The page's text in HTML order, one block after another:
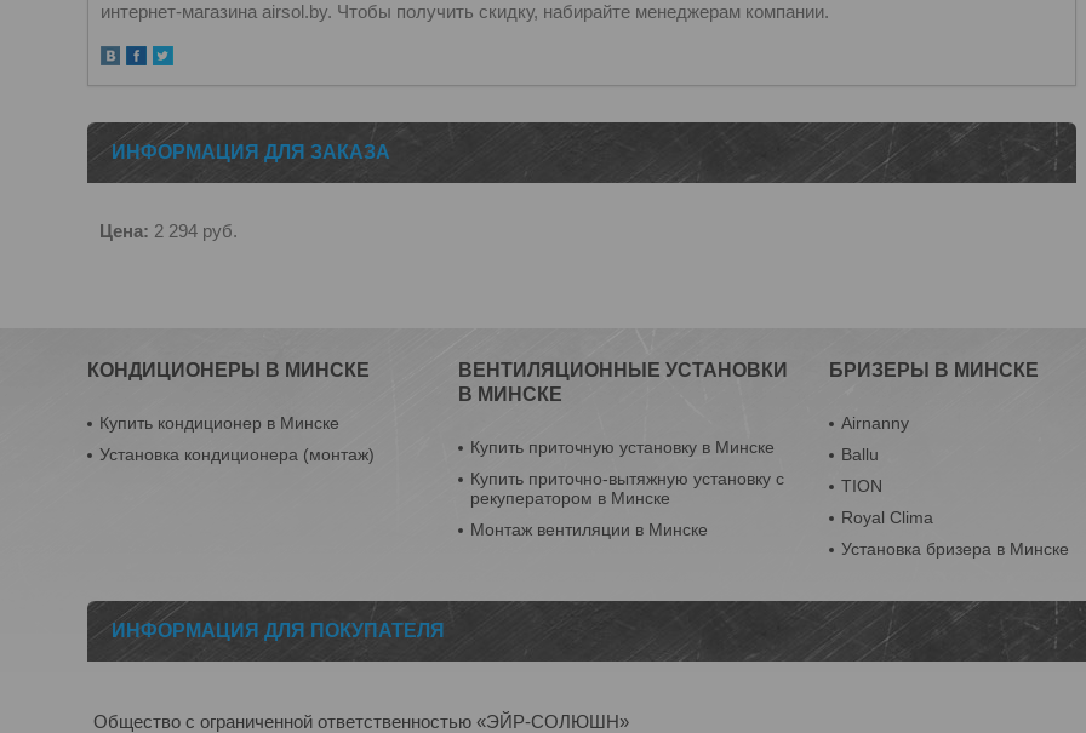
интернет-магазина airsol.by. Чтобы получить скидку, набирайте менеджерам компании.
ИНФОРМАЦИЯ ДЛЯ ЗАКАЗА
Цена: 2 294 руб.
КОНДИЦИОНЕРЫ В МИНСКЕ
Купить кондиционер в Минске
Установка кондиционера (монтаж)
ВЕНТИЛЯЦИОННЫЕ УСТАНОВКИ
В МИНСКЕ
Купить приточную установку в Минске
Купить приточно-вытяжную установку с
рекуператором в Минске
Монтаж вентиляции в Минске
БРИЗЕРЫ В МИНСКЕ
Airnanny
Ballu
TION
Royal Clima
Установка бризера в Минске
ИНФОРМАЦИЯ ДЛЯ ПОКУПАТЕЛЯ
Общество с ограниченной ответственностью «ЭЙР-СОЛЮШН»